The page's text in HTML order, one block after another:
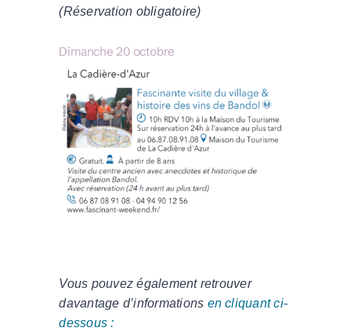
(Réservation obligatoire)
Dimanche 20 octobre
Vous pouvez également retrouver
davantage d’informations en cliquant ci-
dessous :